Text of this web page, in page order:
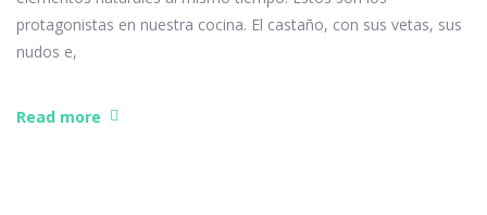
protagonistas en nuestra cocina. El castaño, con sus vetas, sus
nudos e,
Read more